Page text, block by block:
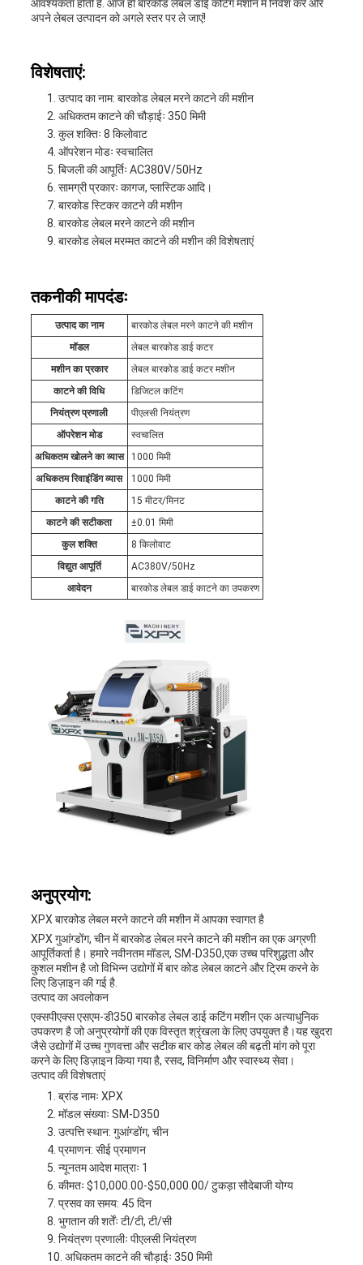
आवश्यकता होती है. आज ही बारकोड लेबल डाई कटिंग मशीन में निवेश करें और
अपने लेबल उत्पादन को अगले स्तर पर ले जाएं!
विशेषताएं:
उत्पाद का नाम: बारकोड लेबल मरने काटने की मशीन
अधिकतम काटने की चौड़ाईः 350 मिमी
कुल शक्तिः 8 किलोवाट
ऑपरेशन मोडः स्वचालित
बिजली की आपूर्तिः AC380V/50Hz
सामग्री प्रकारः कागज, प्लास्टिक आदि।
बारकोड स्टिकर काटने की मशीन
बारकोड लेबल मरने काटने की मशीन
बारकोड लेबल मरम्मत काटने की मशीन की विशेषताएं
तकनीकी मापदंडः
उत्पाद का नाम
बारकोड लेबल मरने काटने की मशीन
मॉडल
लेबल बारकोड डाई कटर
मशीन का प्रकार
लेबल बारकोड डाई कटर मशीन
काटने की विधि
डिजिटल कटिंग
नियंत्रण प्रणाली
पीएलसी नियंत्रण
ऑपरेशन मोड
स्वचालित
अधिकतम खोलने का व्यास
1000 मिमी
अधिकतम रिवाइंडिंग व्यास
1000 मिमी
काटने की गति
15 मीटर/मिनट
काटने की सटीकता
±0.01 मिमी
कुल शक्ति
8 किलोवाट
विद्युत आपूर्ति
AC380V/50Hz
आवेदन
बारकोड लेबल डाई काटने का उपकरण
अनुप्रयोग:
XPX बारकोड लेबल मरने काटने की मशीन में आपका स्वागत है
XPX गुआंग्डोंग, चीन में बारकोड लेबल मरने काटने की मशीन का एक अग्रणी
आपूर्तिकर्ता है। हमारे नवीनतम मॉडल, SM-D350,एक उच्च परिशुद्धता और
कुशल मशीन है जो विभिन्न उद्योगों में बार कोड लेबल काटने और ट्रिम करने के
लिए डिज़ाइन की गई है.
उत्पाद का अवलोकन
एक्सपीएक्स एसएम-डी350 बारकोड लेबल डाई कटिंग मशीन एक अत्याधुनिक
उपकरण है जो अनुप्रयोगों की एक विस्तृत श्रृंखला के लिए उपयुक्त है।यह खुदरा
जैसे उद्योगों में उच्च गुणवत्ता और सटीक बार कोड लेबल की बढ़ती मांग को पूरा
करने के लिए डिज़ाइन किया गया है, रसद, विनिर्माण और स्वास्थ्य सेवा।
उत्पाद की विशेषताएं
ब्रांड नामः XPX
मॉडल संख्याः SM-D350
उत्पत्ति स्थान: गुआंग्डोंग, चीन
प्रमाणन: सीई प्रमाणन
न्यूनतम आदेश मात्राः 1
कीमतः $10,000.00-$50,000.00/ टुकड़ा सौदेबाजी योग्य
प्रसव का समय: 45 दिन
भुगतान की शर्तेंः टी/टी, टी/सी
नियंत्रण प्रणालीः पीएलसी नियंत्रण
अधिकतम काटने की चौड़ाईः 350 मिमी